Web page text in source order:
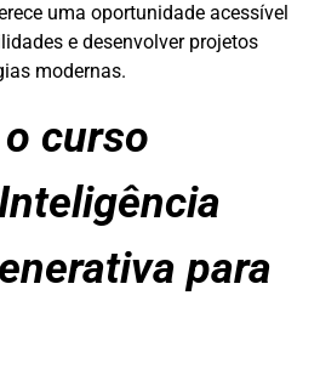
uma oportunidade acessível
e desenvolver projetos
modernas.
curso
para